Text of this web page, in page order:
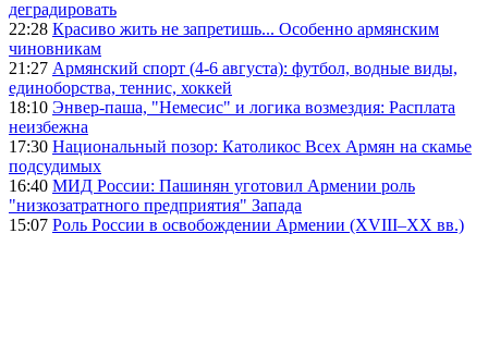
деградировать
22:28 Красиво жить не запретишь... Особенно армянским
чиновникам
21:27 Армянский спорт (4-6 августа): футбол, водные виды,
единоборства, теннис, хоккей
18:10 Энвер-паша, "Немесис" и логика возмездия: Расплата
неизбежна
17:30 Национальный позор: Католикос Всех Армян на скамье
подсудимых
16:40 МИД России: Пашинян уготовил Армении роль
"низкозатратного предприятия" Запада
15:07 Роль России в освобождении Армении (XVIII–XX вв.)